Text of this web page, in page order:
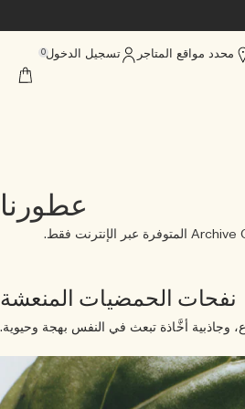
محدد مواقع المتاجر تسجيل الدخول0
عطورنا
نفحات الحمضيات المنعشة
وجاذبية أخَّاذة تبعث في النفس بهجة وحيوية.